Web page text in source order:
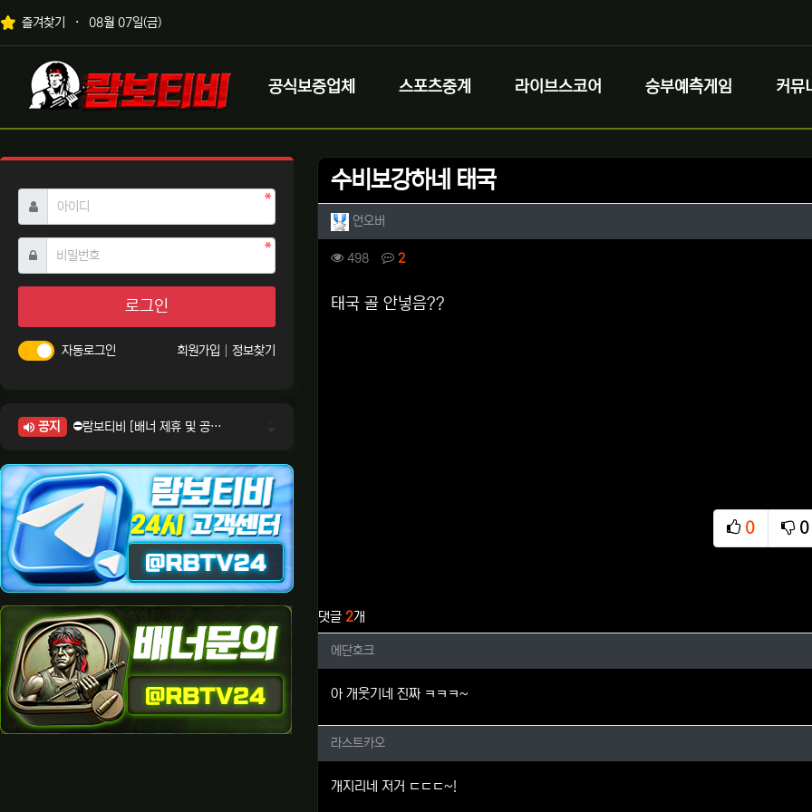
상단 네비
즐겨찾기 08월 07일(금)
메인 메뉴
로고
공식보증업체 스포츠중계 라이브스코어 승부예측게임 커뮤
수비보강하네 태국
작성자 정보
언오버
컨텐츠 정보
498조회 2댓글
본문
태국 골 안넣음??
0
추천
0
비
댓글 2개
에단호크님의 댓글
에단호크
아 개웃기네 진짜 ㅋㅋㅋ~
라스트카오님의 댓글
라스트카오
개지리네 저거 ㄷㄷㄷ~!
아이디 필수
비밀번호필수
로그인
자동로그인 회원가입 정보찾기
공지
⛔람보티비 [배너 제휴 및 공식 입점 문의 안내]
⛔람보티비 [정회원 등급UP! 안내사항]
⛔람보티비 [채팅방 이용시 주의사항]
⛔람보티비 [공식보증업체 안내]